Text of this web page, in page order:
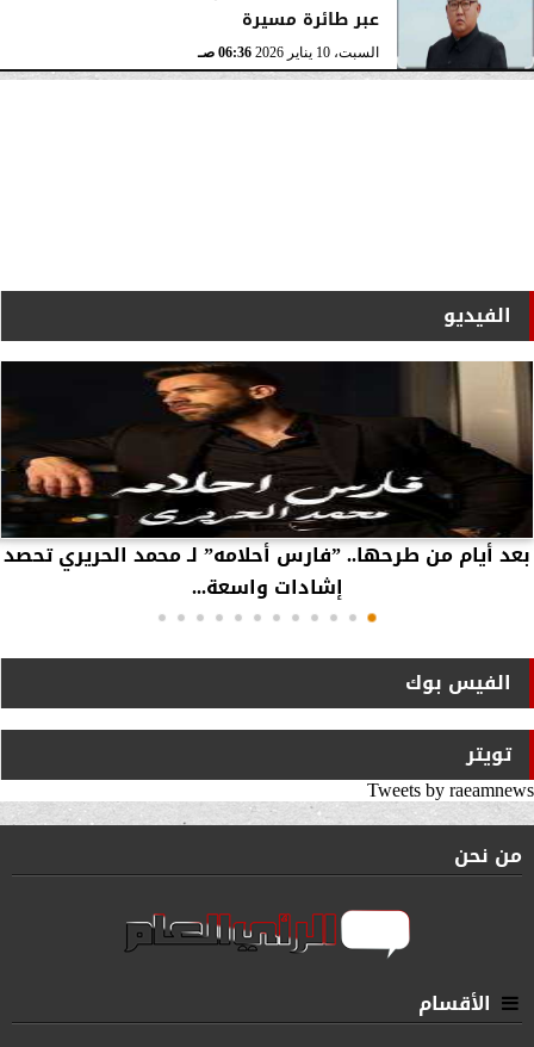
عبر طائرة مسيرة
السبت، 10 يناير 2026 06:36 صـ
الفيديو
بعد أيام من طرحها.. ”فارس أحلامه” لـ محمد الحريري تحصد
إشادات واسعة...
الفيس بوك
تويتر
Tweets by raeamnews
من نحن
الأقسام